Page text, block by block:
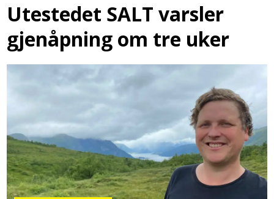
Utestedet SALT varsler
gjenåpning om tre uker